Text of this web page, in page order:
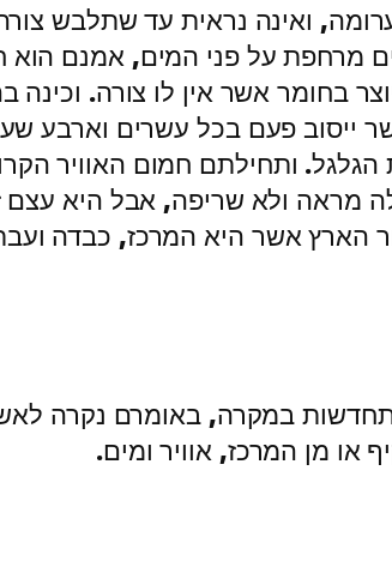
ואינה נראית עד שתלבש
מרחפת על פני המים, אמנם
אשר אין לו צורה. וכינה
ייסוב פעם בכל עשרים וארבע
הגלגל. ותחילתם חמום האוויר
מראה ולא שריפה, אבל היא עצם
הארץ אשר היא המרכז, כבדה
במקרה, באומרם נקרה
מן המרכז, אוויר ומים.